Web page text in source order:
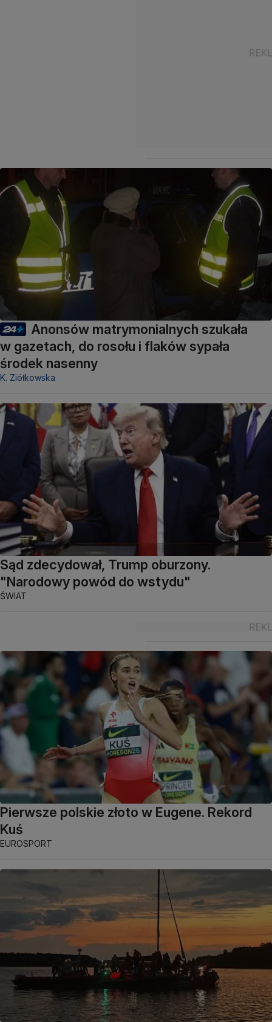
Anonsów matrymonialnych szukała
w gazetach, do rosołu i flaków sypała
środek nasenny
K. Ziółkowska
Sąd zdecydował, Trump oburzony.
"Narodowy powód do wstydu"
ŚWIAT
Pierwsze polskie złoto w Eugene. Rekord
Kuś
EUROSPORT